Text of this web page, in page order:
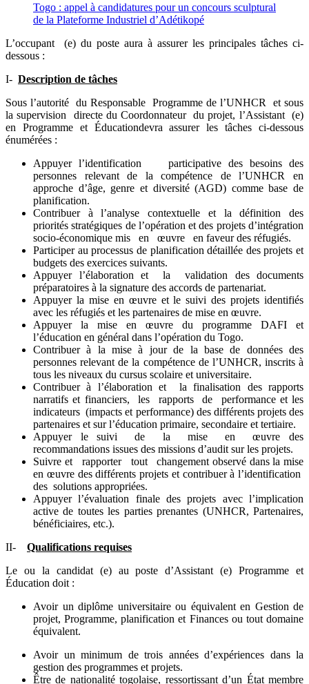
Togo : appel à candidatures pour un concours sculptural
de la Plateforme Industriel d’Adétikopé
L’occupant (e) du poste aura à assurer les principales tâches ci-
dessous :
I- Description de tâches
Sous l’autorité du Responsable Programme de l’UNHCR et sous
la supervision directe du Coordonnateur du projet, l’Assistant (e)
en Programme et Éducationdevra assurer les tâches ci-dessous
énumérées :
Appuyer l’identification participative des besoins des
personnes relevant de la compétence de l’UNHCR en
approche d’âge, genre et diversité (AGD) comme base de
planification.
Contribuer à l’analyse contextuelle et la définition des
priorités stratégiques de l’opération et des projets d’intégration
socio-économique mis en œuvre en faveur des réfugiés.
Participer au processus de planification détaillée des projets et
budgets des exercices suivants.
Appuyer l’élaboration et la validation des documents
préparatoires à la signature des accords de partenariat.
Appuyer la mise en œuvre et le suivi des projets identifiés
avec les réfugiés et les partenaires de mise en œuvre.
Appuyer la mise en œuvre du programme DAFI et
l’éducation en général dans l’opération du Togo.
Contribuer à la mise à jour de la base de données des
personnes relevant de la compétence de l’UNHCR, inscrits à
tous les niveaux du cursus scolaire et universitaire.
Contribuer à l’élaboration et la finalisation des rapports
narratifs et financiers, les rapports de performance et les
indicateurs (impacts et performance) des différents projets des
partenaires et sur l’éducation primaire, secondaire et tertiaire.
Appuyer le suivi de la mise en œuvre des
recommandations issues des missions d’audit sur les projets.
Suivre et rapporter tout changement observé dans la mise
en œuvre des différents projets et contribuer à l’identification
des solutions appropriées.
Appuyer l’évaluation finale des projets avec l’implication
active de toutes les parties prenantes (UNHCR, Partenaires,
bénéficiaires, etc.).
II-
Qualifications requises
Le ou la candidat (e) au poste d’Assistant (e) Programme et
Éducation doit :
Avoir un diplôme universitaire ou équivalent en Gestion de
projet, Programme, planification et Finances ou tout domaine
équivalent.
Avoir un minimum de trois années d’expériences dans la
gestion des programmes et projets.
Être de nationalité togolaise, ressortissant d’un État membre